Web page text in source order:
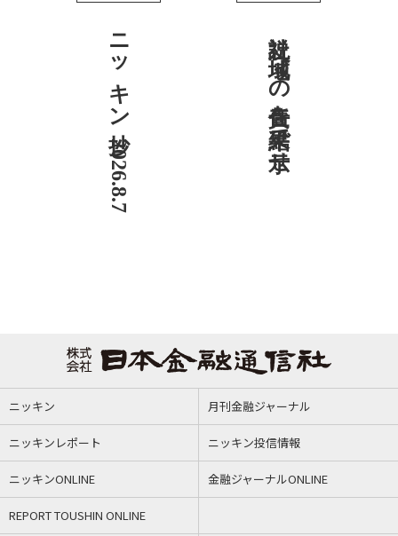
ニッキン抄 2026.8.7 社説 地域への責任を結果で示せ
ニッキン 月刊金融ジャーナル
ニッキンレポート ニッキン投信情報
ニッキンONLINE 金融ジャーナルONLINE
REPORT TOUSHIN ONLINE